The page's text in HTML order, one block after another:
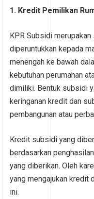
1. Kredit Pemilikan
KPR Subsidi
diperuntukkan kepada
menengah ke bawah
kebutuhan perumahan
dimiliki. Bentuk subsidi
keringanan kredit dan
pembangunan atau
Kredit subsidi yang
berdasarkan
yang diberikan. Oleh
yang mengajukan
ini.